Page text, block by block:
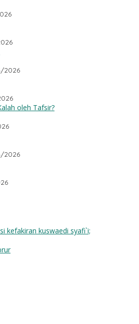
2026
2026